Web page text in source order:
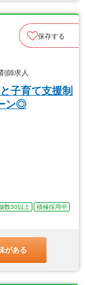
保存する
師求人
子育て支援制
ン◎
数30以上
積極採用中
がある